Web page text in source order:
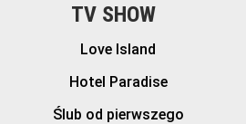
TV SHOW
Love Island
Hotel Paradise
Ślub od pierwszego